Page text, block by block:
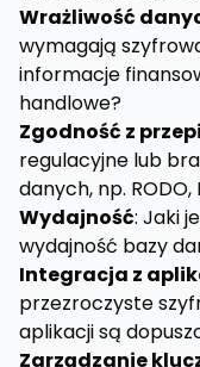
Wrażliwość
wymagają
informacje
handlowe?
Zgodność z
regulacyjne lub
danych, np. RODO,
Wydajność: Jaki
wydajność bazy
Integracja z
przezroczyste
aplikacji są
Zarządzanie